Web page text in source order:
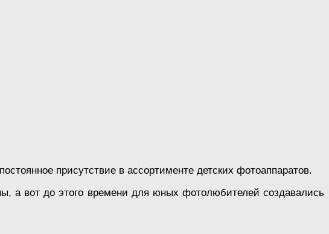
присутствие в ассортименте детских фотоаппаратов.
а вот до этого времени для юных фотолюбителей создавались